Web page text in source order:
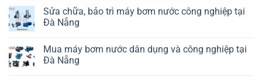
Sửa chữa, bảo trì máy bơm nước công nghiệp tại
Đà Nẵng
Mua máy bơm nước dân dụng và công nghiệp tại
Đà Nẵng